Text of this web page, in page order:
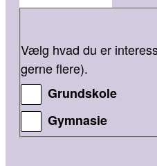
Vælg hvad du er
gerne flere).
Grundskole
Gymnasie